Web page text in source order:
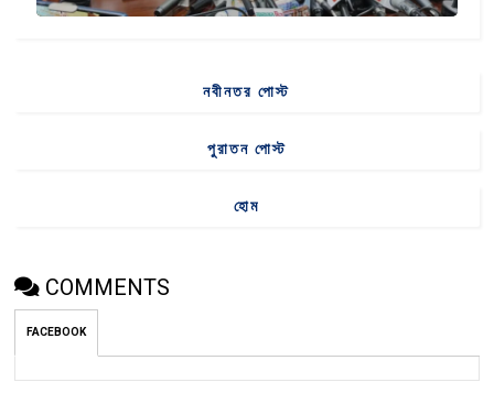
নবীনতর পোস্ট
পুরাতন পোস্ট
হোম
COMMENTS
FACEBOOK